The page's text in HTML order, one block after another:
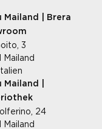
Mailand | Brera
3
Mailand
Mailand |
24
Mailand